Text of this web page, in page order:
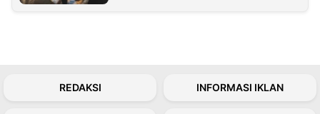
REDAKSI INFORMASI IKLAN